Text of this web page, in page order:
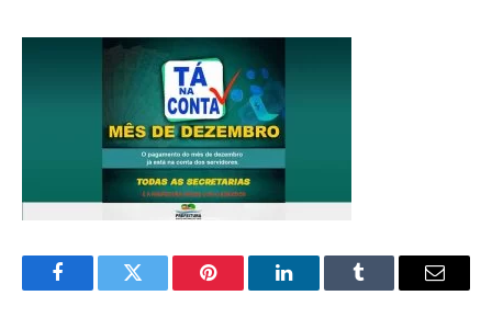
FacebookTwitter Pinterest LinkedInTumblr Email